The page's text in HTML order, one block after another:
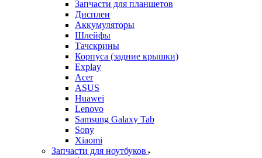
Explay
Acer
ASUS
Huawei
Lenovo
Samsung Galaxy Tab
Sony
Xiaomi
Запчасти для ноутбуков
Назад
Запчасти для ноутбуков
Зарядные устройства
Матрицы/экраны/дисплеи
Переходники и кабели
Системы охлаждения